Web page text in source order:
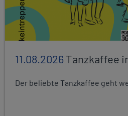
11.08.2026Tanzkaffee
Der beliebte Tanzkaffee geht